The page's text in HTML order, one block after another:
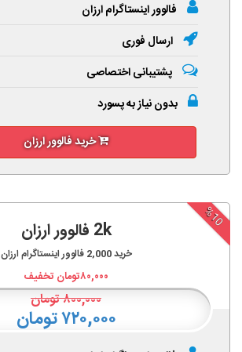
فالوور اینستاگرام ارزان
ارسال فوری
پشتیبانی اختصاصی
بدون نیاز به پسورد
خرید فالوور ارزان
%10
2k فالوور ارزان
خرید2,000 فالوور اینستاگرام ارزان
۸۰,۰۰۰تومان تخفیف
۸۰۰,۰۰۰تومان
۷۲۰,۰۰۰ تومان